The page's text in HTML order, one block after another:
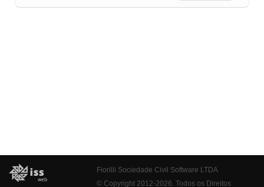
Fiorilli Sociedade Civil Software LTDA
© Copyright 2012-2026. Todos os Direitos